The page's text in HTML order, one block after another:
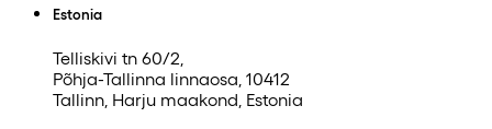
Estonia
Telliskivi tn 60/2,
Põhja-Tallinna linnaosa, 10412
Tallinn, Harju maakond, Estonia